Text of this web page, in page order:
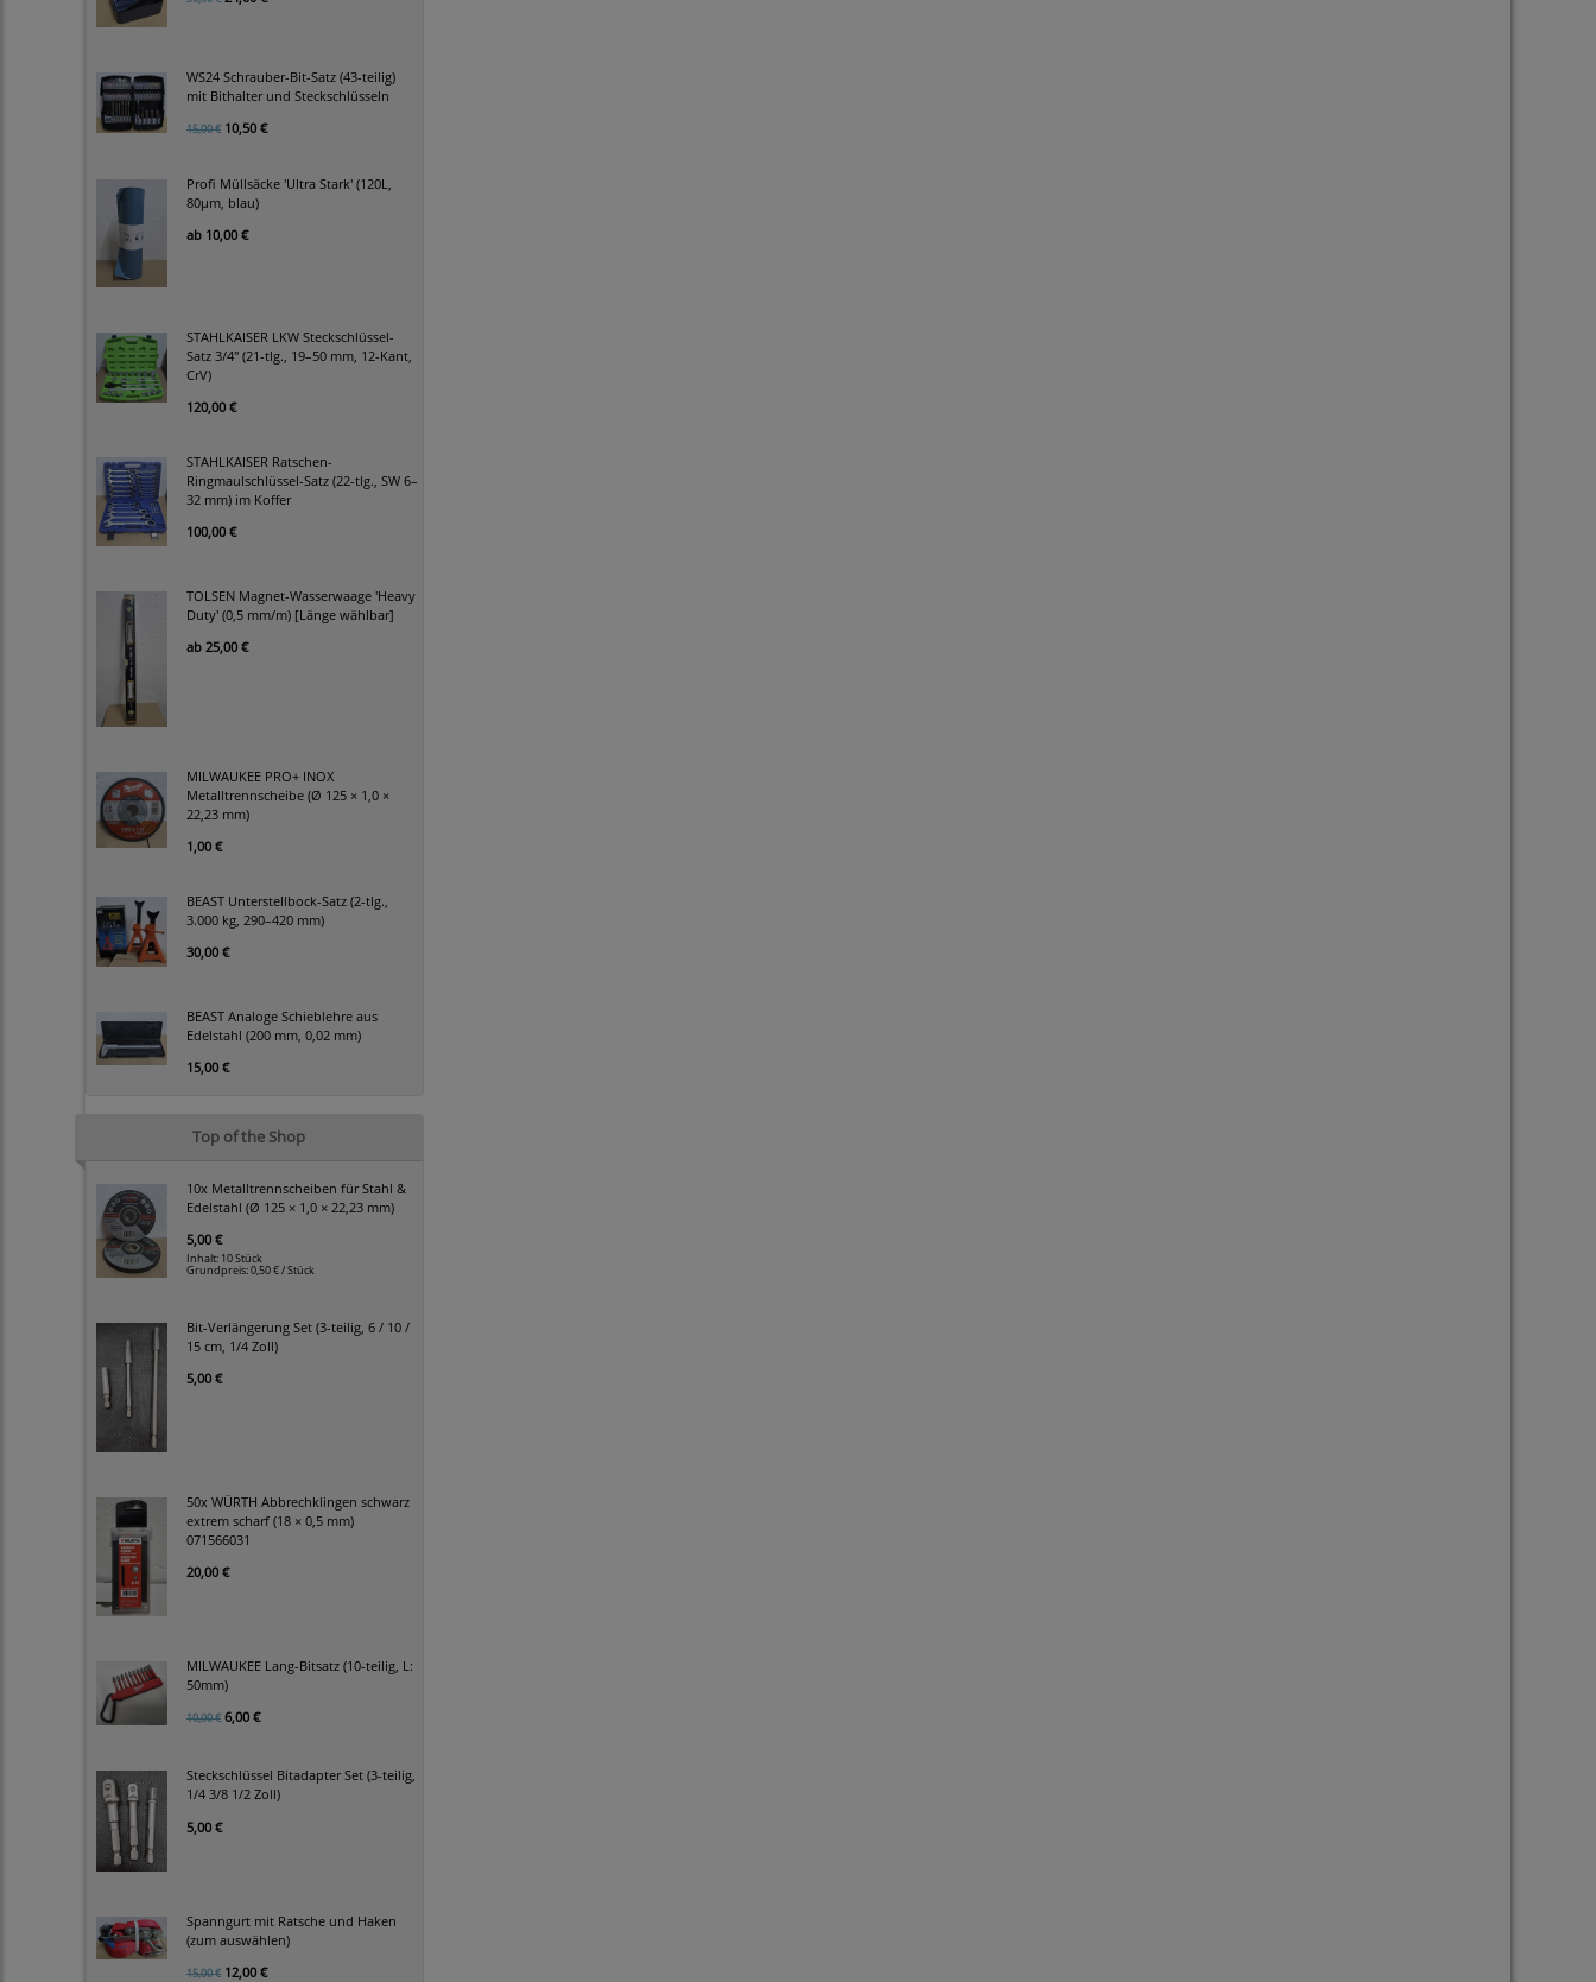
WS24 Schrauber-Bit-Satz (43-teilig)
mit Bithalter und Steckschlüsseln
15,00 € 10,50 €
Profi Müllsäcke 'Ultra Stark' (120L,
80µm, blau)
ab 10,00 €
STAHLKAISER LKW Steckschlüssel-
Satz 3/4" (21-tlg., 19–50 mm, 12-Kant,
CrV)
120,00 €
STAHLKAISER Ratschen-
Ringmaulschlüssel-Satz (22-tlg., SW 6–
32 mm) im Koffer
100,00 €
TOLSEN Magnet-Wasserwaage 'Heavy
Duty' (0,5 mm/m) [Länge wählbar]
ab 25,00 €
MILWAUKEE PRO+ INOX
Metalltrennscheibe (Ø 125 × 1,0 ×
22,23 mm)
1,00 €
BEAST Unterstellbock-Satz (2-tlg.,
3.000 kg, 290–420 mm)
30,00 €
BEAST Analoge Schieblehre aus
Edelstahl (200 mm, 0,02 mm)
15,00 €
Top of the Shop
10x Metalltrennscheiben für Stahl &
Edelstahl (Ø 125 × 1,0 × 22,23 mm)
5,00 €
Inhalt: 10 Stück
Grundpreis:0,50 € / Stück
Bit-Verlängerung Set (3-teilig, 6 / 10 /
15 cm, 1/4 Zoll)
5,00 €
50x WÜRTH Abbrechklingen schwarz
extrem scharf (18 × 0,5 mm)
071566031
20,00 €
MILWAUKEE Lang-Bitsatz (10-teilig, L:
50mm)
10,00 € 6,00 €
Steckschlüssel Bitadapter Set (3-teilig,
1/4 3/8 1/2 Zoll)
5,00 €
Spanngurt mit Ratsche und Haken
(zum auswählen)
15,00 € 12,00 €